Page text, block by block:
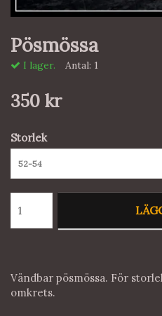
Pösmössa
I lager. Antal: 1
350 kr
Storlek
52-54
Vändbar pösmössa. För
omkrets.